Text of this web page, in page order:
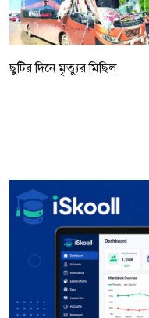
ছুটির দিনে মৃত্যুর মিছিল